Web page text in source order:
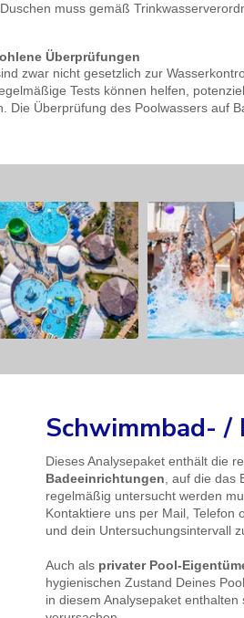
muss gemäß
Überprüfungen
zwar nicht gesetzlich zur
Tests können helfen,
Die Überprüfung des Poolwassers auf
Schwimmbad- /
Dieses Analysepaket enthält die
Badeeinrichtungen , auf die das
regelmäßig untersucht werden
​Kontaktiere uns per Mail, Telefon
und dein Untersuchungsintervall
Auch als privater Pool-
hygienischen Zustand Deines
in diesem Analysepaket